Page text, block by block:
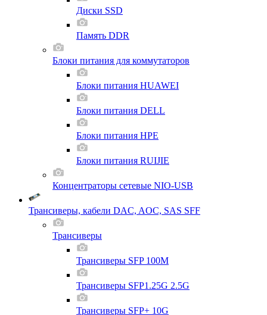
Диски SSD
Память DDR
Блоки питания для коммутаторов
Блоки питания HUAWEI
Блоки питания DELL
Блоки питания HPE
Блоки питания RUIJIE
Концентраторы сетевые NIO-USB
Трансиверы, кабели DAC, AOC, SAS SFF
Трансиверы
Трансиверы SFP 100M
Трансиверы SFP1.25G 2.5G
Трансиверы SFP+ 10G